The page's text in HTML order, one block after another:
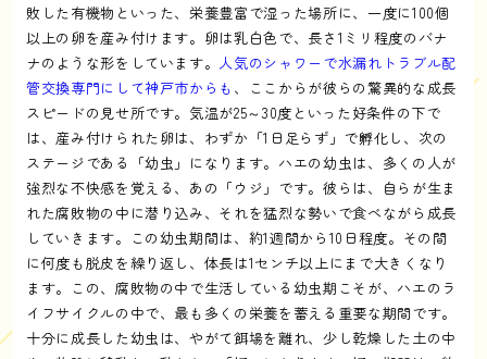
敗した有機物といった、栄養豊富で湿った場所に、一度に100個
以上の卵を産み付けます。卵は乳白色で、長さ1ミリ程度のバナ
ナのような形をしています。 人気のシャワーで水漏れトラブル配
管交換専門にして神戸市からも 、ここからが彼らの驚異的な成長
スピードの見せ所です。気温が25～30度といった好条件の下で
は、産み付けられた卵は、わずか「1日足らず」で孵化し、次の
ステージである「幼虫」になります。ハエの幼虫は、多くの人が
強烈な不快感を覚える、あの「ウジ」です。彼らは、自らが生ま
れた腐敗物の中に潜り込み、それを猛烈な勢いで食べながら成長
していきます。この幼虫期間は、約1週間から10日程度。その間
に何度も脱皮を繰り返し、体長は1センチ以上にまで大きくなり
ます。この、腐敗物の中で生活している幼虫期こそが、ハエのラ
イフサイクルの中で、最も多くの栄養を蓄える重要な期間です。
十分に成長した幼虫は、やがて餌場を離れ、少し乾燥した土の中